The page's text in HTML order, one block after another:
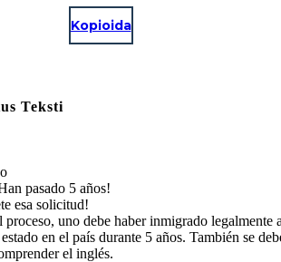
Kopioida
Teksti
pasado 5 años!
esa solicitud!
proceso, uno debe haber inmigrado legalmente
en el país durante 5 años. También se
el inglés.